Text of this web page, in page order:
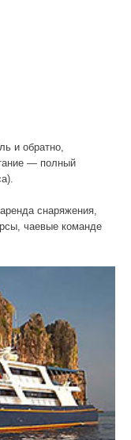
и обратно,
— полный
снаряжения,
чаевые команде